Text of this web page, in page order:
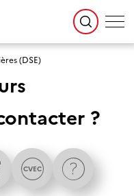
(DSE)
?
CVEC